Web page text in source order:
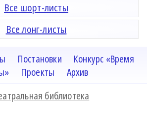
Все шорт-листы
Все лонг-листы
Постановки
Конкурс «Время
Проекты
Архив
библиотека